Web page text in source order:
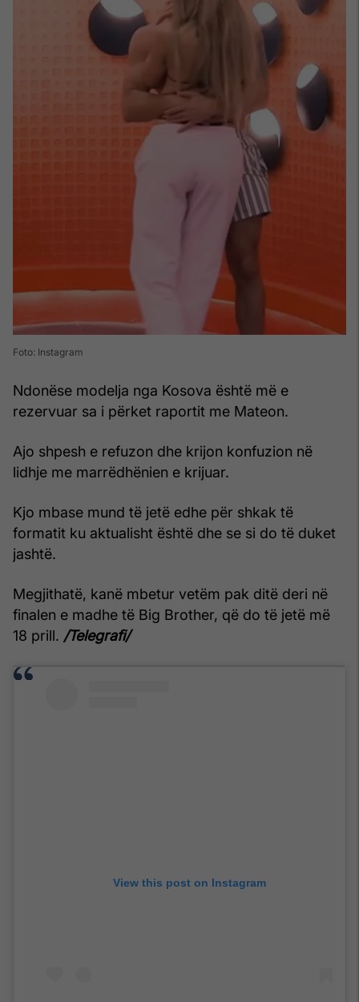
Foto: Instagram
Ndonëse modelja nga Kosova është më e
rezervuar sa i përket raportit me Mateon.
Ajo shpesh e refuzon dhe krijon konfuzion në
lidhje me marrëdhënien e krijuar.
Kjo mbase mund të jetë edhe për shkak të
formatit ku aktualisht është dhe se si do të duket
jashtë.
Megjithatë, kanë mbetur vetëm pak ditë deri në
finalen e madhe të Big Brother, që do të jetë më
18 prill. /Telegrafi/
View this post on Instagram